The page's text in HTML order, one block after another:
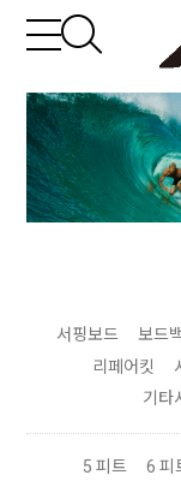
서핑보드 보드백
리페어킷
기타
5 피트 6 피